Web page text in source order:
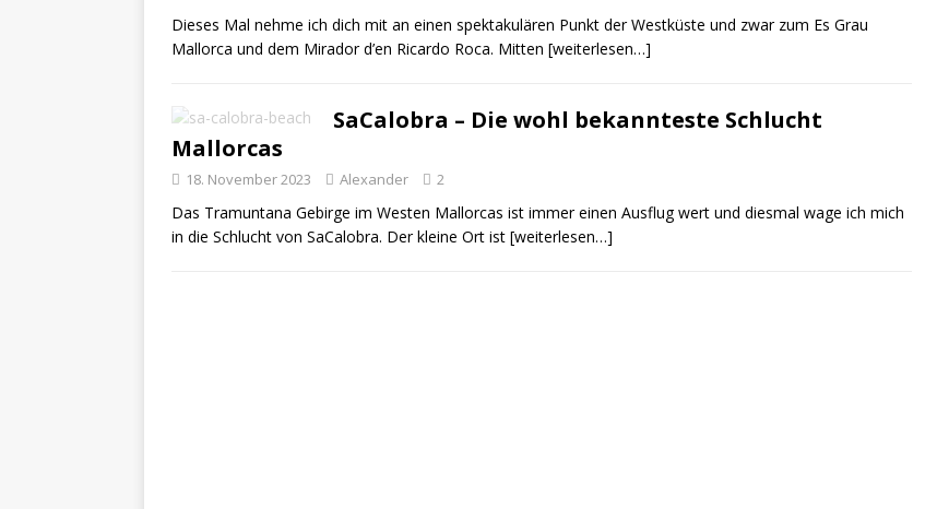
Dieses Mal nehme ich dich mit an einen spektakulären Punkt der Westküste und zwar zum Es Grau
Mallorca und dem Mirador d’en Ricardo Roca. Mitten [weiterlesen…]
SaCalobra – Die wohl bekannteste Schlucht
Mallorcas
18. November 2023 Alexander 2
Das Tramuntana Gebirge im Westen Mallorcas ist immer einen Ausflug wert und diesmal wage ich mich
in die Schlucht von SaCalobra. Der kleine Ort ist [weiterlesen…]